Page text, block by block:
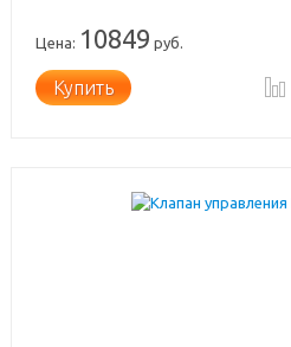
Цена: 10849 руб.
Купить